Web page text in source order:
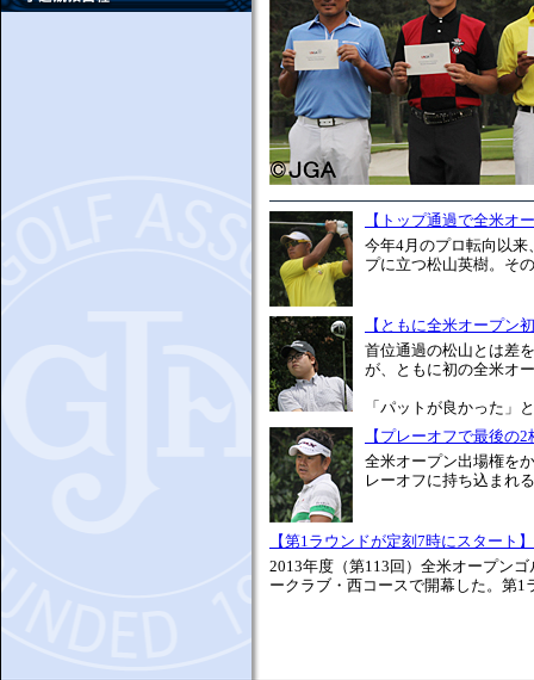
【トップ通過で全米オ
今年4月のプロ転向以
プに立つ松山英樹。そ
【ともに全米オープン
首位通過の松山とは差
が、ともに初の全米オ
「パットが良かった」
【プレーオフで最後の
全米オープン出場権を
レーオフに持ち込まれ
【第1ラウンドが定刻7時にスタート】
2013年度（第113回）全米オープン
ークラブ・西コースで開幕した。第1